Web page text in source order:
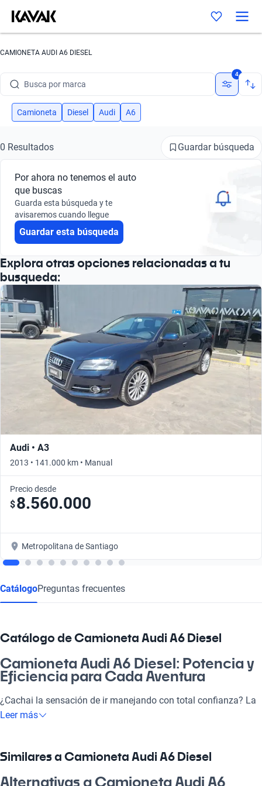
CAMIONETA AUDI A6 DIESEL
Busca por marca
Busca por modelo
Busca por año
Busca por marca
Busca por modelo
Busca por año
4
Camioneta Diesel Audi A6
0 Resultados Guardar búsqueda
Por ahora no tenemos el auto
que buscas
Guarda esta búsqueda y te
avisaremos cuando llegue
Guardar esta búsqueda
Explora otras opciones relacionadas a tu
busqueda:
Audi • A3
2013 • 141.000 km • Manual
Precio desde
$8.560.000
Metropolitana de Santiago
CatálogoPreguntas frecuentes
Catálogo de Camioneta Audi A6 Diesel
Camioneta Audi A6 Diesel: Potencia y
Eficiencia para Cada Aventura
¿Cachai la sensación de ir manejando con total confianza? La
Camioneta Audi A6 Diesel es ideal para quienes buscan un
pega como para un paseo en familia. Este modelo no solo es
una excelente elección por su confort premium, sino que
también destaca por su avanzada tecnología y sistemas de
Leer más
Similares a Camioneta Audi A6 Diesel
Alternativas a Camioneta Audi A6